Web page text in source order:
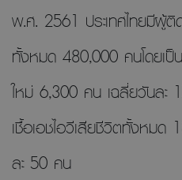
พ.ศ. 2561 ประเทศไทยมีผู้ติ
ทั้งหมด 480,000 คนโดยเป็
ใหม่ 6,300 คน เฉลี่ยวันล
เชื้อเอชไอวีเสียชีวิตทั้งหม
ละ 50 คน